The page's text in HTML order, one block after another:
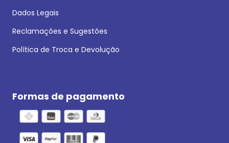
Dados Legais
Reclamações e Sugestões
Política de Troca e Devolução
Formas de pagamento